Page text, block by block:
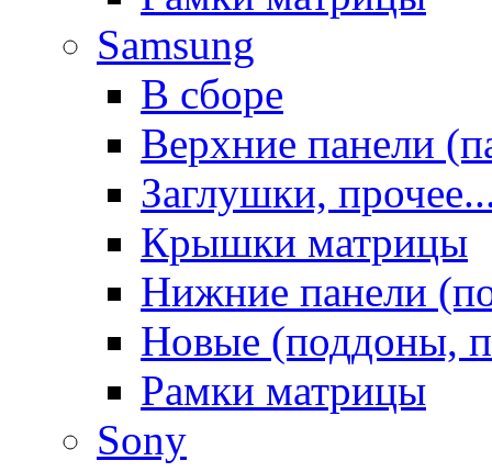
Samsung
В сборе
Верхние панели
Заглушки,
Крышки матрицы
Нижние панели
Новые (поддоны,
Рамки матрицы
Sony